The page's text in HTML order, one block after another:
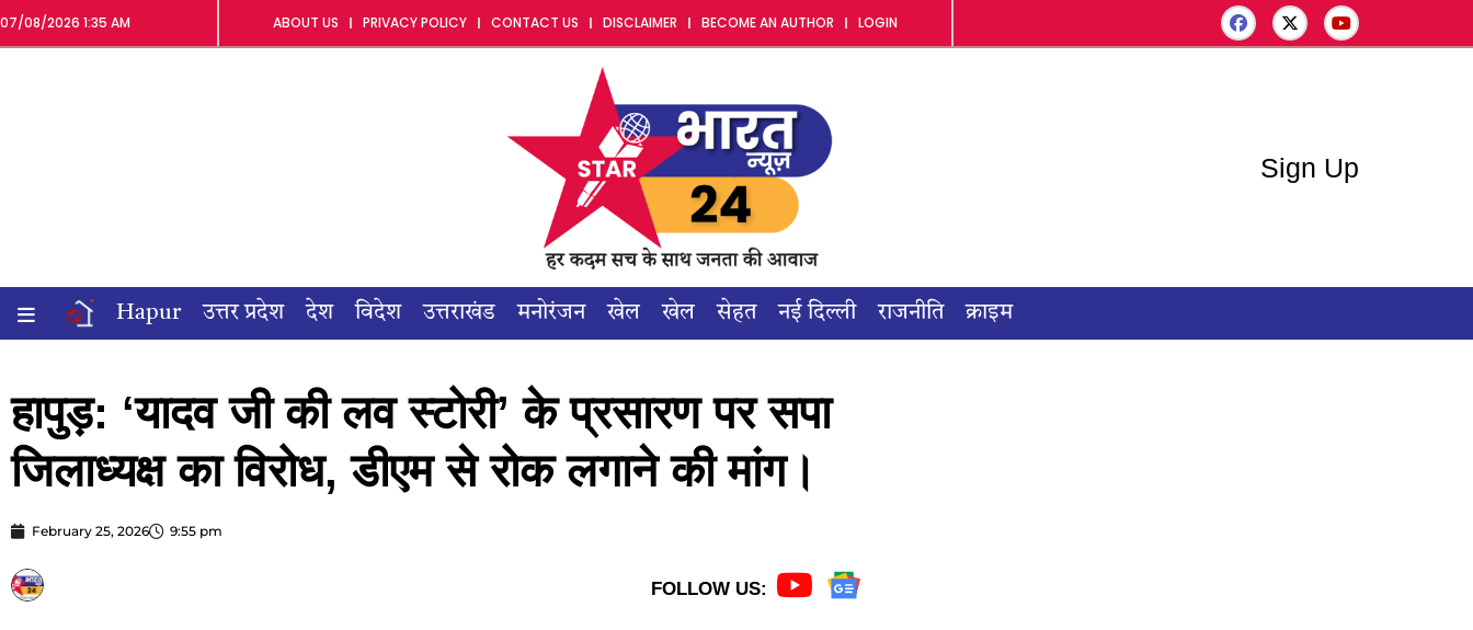
07/08/2026 1:35 AM ABOUT US PRIVACY POLICY CONTACT US DISCLAIMER BECOME AN AUTHOR LOGIN
Sign Up
Hapur उत्तर प्रदेश देश विदेश उत्तराखंड मनोरंजन खेल खेल सेहत नई दिल्ली राजनीति क्राइम
हापुड़: ‘यादव जी की लव स्टोरी’ के प्रसारण पर सपा
जिलाध्यक्ष का विरोध, डीएम से रोक लगाने की मांग।
February 25, 2026 9:55 pm
FOLLOW US: